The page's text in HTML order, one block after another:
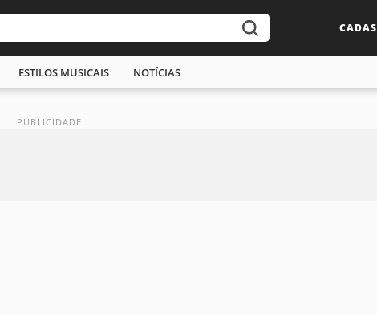
ESTILOS MUSICAIS NOTÍCIAS